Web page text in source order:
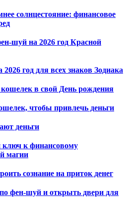
солнцестояние: финансовое
шуй на 2026 год Красной
год для всех знаков Зодиака
в свой День рождения
чтобы привлечь деньги
деньги
ключ к финансовому
магии
сознание на приток денег
фен-шуй и открыть двери для